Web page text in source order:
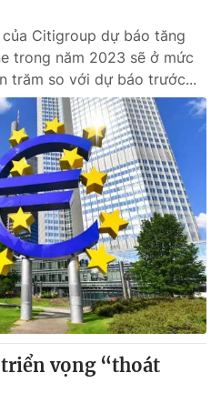
Citigroup dự báo tăng
trong năm 2023 sẽ ở mức
trăm so với dự báo trước...
vọng “thoát